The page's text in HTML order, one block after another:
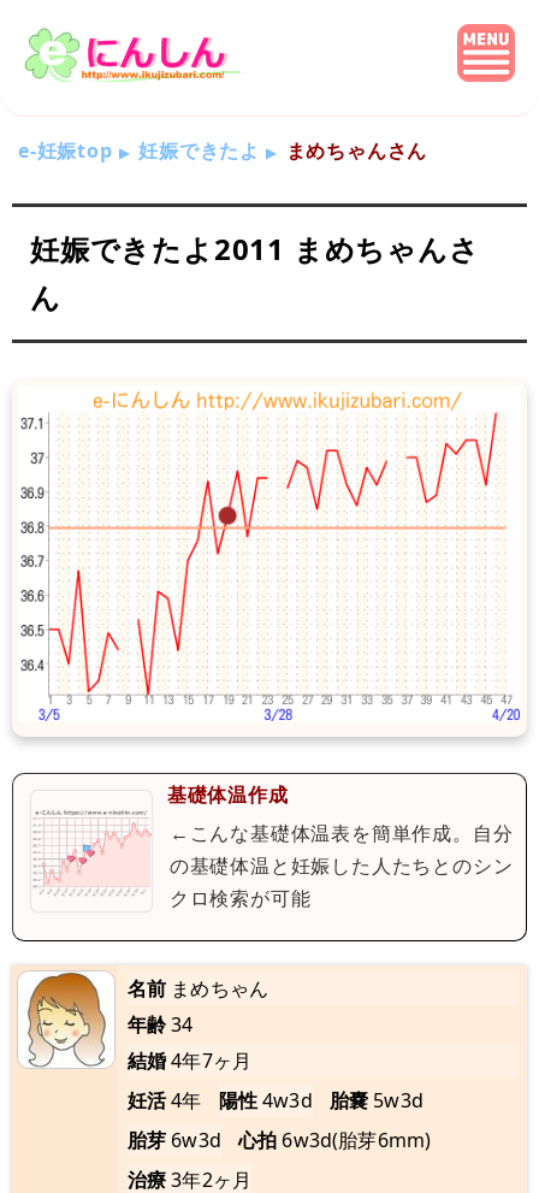
e-妊娠top 妊娠できたよ まめちゃんさん
妊娠できたよ2011 まめちゃんさ
ん
基礎体温作成
←こんな基礎体温表を簡単作成。自分
の基礎体温と妊娠した人たちとのシン
クロ検索が可能
名前 まめちゃん
年齢34
結婚4年7ヶ月
妊活4年 陽性4w3d 胎嚢 5w3d
胎芽 6w3d 心拍 6w3d(胎芽6mm)
治療3年2ヶ月